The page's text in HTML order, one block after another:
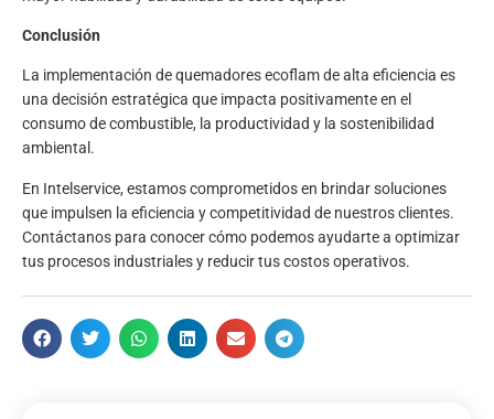
Conclusión
La implementación de quemadores ecoflam de alta eficiencia es
una decisión estratégica que impacta positivamente en el
consumo de combustible, la productividad y la sostenibilidad
ambiental.
En Intelservice, estamos comprometidos en brindar soluciones
que impulsen la eficiencia y competitividad de nuestros clientes.
Contáctanos para conocer cómo podemos ayudarte a optimizar
tus procesos industriales y reducir tus costos operativos.